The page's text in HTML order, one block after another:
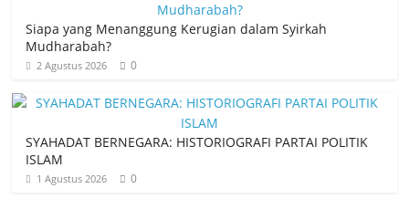
Siapa yang Menanggung Kerugian dalam Syirkah
Mudharabah?
2 Agustus 2026 0
SYAHADAT BERNEGARA: HISTORIOGRAFI PARTAI POLITIK
ISLAM
1 Agustus 2026 0